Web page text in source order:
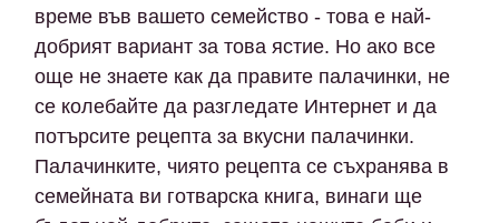
време във вашето семейство - това е най-
добрият вариант за това ястие. Но ако все
още не знаете как да правите палачинки, не
се колебайте да разгледате Интернет и да
потърсите рецепта за вкусни палачинки.
Палачинките, чиято рецепта се съхранява в
семейната ви готварска книга, винаги ще